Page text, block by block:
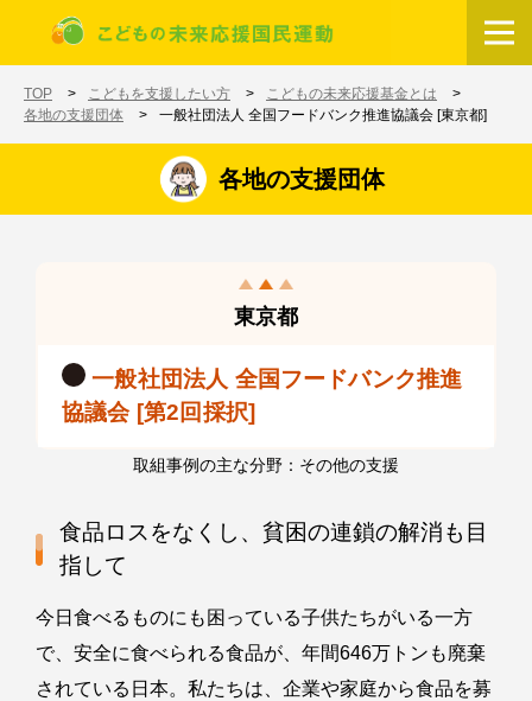
メインコンテンツに移動
TOP こどもを支援したい方
こどもの未来応援基金とは
各地の支援団体
一般社団法人 全国フードバンク推進協議会 [東京都]
各地の支援団体
東京都
一般社団法人 全国フードバンク推進
協議会 [第2回採択]
取組事例の主な分野：その他の支援
食品ロスをなくし、貧困の連鎖の解消も目
指して
今日食べるものにも困っている子供たちがいる一方
で、安全に食べられる食品が、年間646万トンも廃棄
されている日本。私たちは、企業や家庭から食品を募